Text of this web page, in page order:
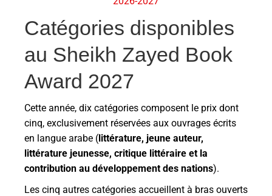
Catégories disponibles
au Sheikh Zayed Book
Award 2027
Cette année, dix catégories composent le prix dont
cinq, exclusivement réservées aux ouvrages écrits
en langue arabe (littérature, jeune auteur,
littérature jeunesse, critique littéraire et la
contribution au développement des nations).
Les cinq autres catégories accueillent à bras ouverts